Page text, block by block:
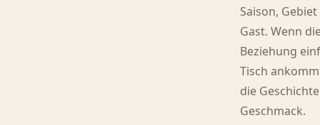
Saison,
Gast. Wenn
Beziehung
Tisch
die Geschichte
Geschmack.